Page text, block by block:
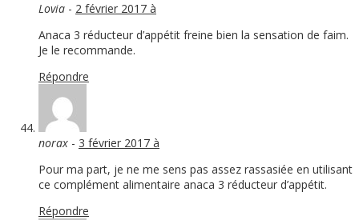
Lovia - 2 février 2017 à
Anaca 3 réducteur d’appétit freine bien la sensation de faim.
Je le recommande.
Répondre
norax - 3 février 2017 à
Pour ma part, je ne me sens pas assez rassasiée en utilisant
ce complément alimentaire anaca 3 réducteur d’appétit.
Répondre